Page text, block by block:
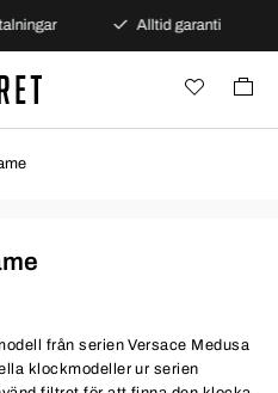
Alltid garanti
från serien Versace Medusa
klockmodeller ur serien